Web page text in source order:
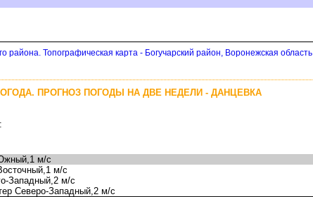
района. Топографическая карта - Богучарский район, Воронежская область
ПРОГНОЗ ПОГОДЫ НА ДВЕ НЕДЕЛИ - ДАНЦЕВКА
:
м/с
м/с
Западный,2 м/с
Северо-Западный,2 м/с